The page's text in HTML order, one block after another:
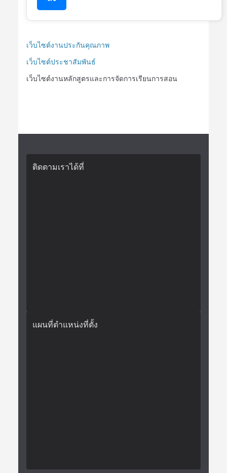
เว็บไซต์งานประกันคุณภาพ
เว็บไซต์ประชาสัมพันธ์
เว็บไซต์งานหลักสูตรและการจัดการเรียนการสอน
ติดตามเราได้ที่
แผนที่ตำแหน่งที่ตั้ง